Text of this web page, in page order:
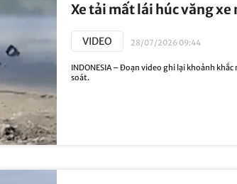
Xe tải mất lái húc văng
VIDEO 28/07/2026 09:44
INDONESIA – Đoạn video ghi lại khoảnh
soát.